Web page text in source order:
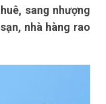
sang nhượng
nhà hàng rao